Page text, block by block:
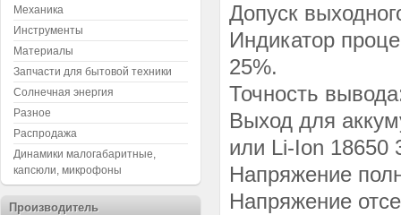
Допуск
Индикатор
25%.
Точность
Выход для
или Li-Ion 18650
Напряжение
Напряжение
Механика
Инструменты
Материалы
Запчасти для бытовой техники
Солнечная энергия
Разное
Распродажа
Динамики малогабаритные,
капсюли, микрофоны
Производитель